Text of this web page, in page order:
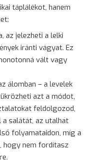
táplálékot, hanem
az jelezheti a lelki
iránti vágyat. Ez
vált vagy
álomban – a levelek
azt a módot,
feldolgozod,
a salátát, az utalhat
folyamataidon, míg a
hogy nem fordítasz